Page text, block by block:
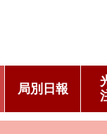
局別日報